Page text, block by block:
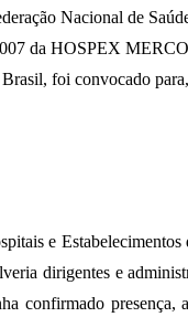
Nacional de
da HOSPEX
foi convocado
e
dirigentes e
confirmado